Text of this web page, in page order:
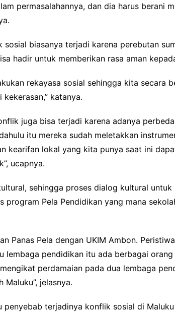
permasalahannya, dan dia harus berani
biasanya terjadi karena perebutan
hadir untuk memberikan rasa aman
rekayasa sosial sehingga kita secara
katanya.
juga bisa terjadi karena adanya
itu mereka sudah meletakkan
kearifan lokal yang kita punya saat ini
ucapnya.
sehingga proses dialog kultural untuk
Pela Pendidikan yang mana
Panas Pela dengan UKIM Ambon.
pendidikan itu ada berbagai
perdamaian pada dua lembaga
jelasnya.
terjadinya konflik sosial di